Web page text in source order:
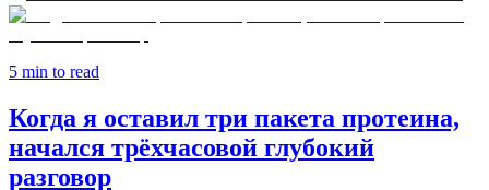
5 min to read
Когда я оставил три пакета протеина,
начался трёхчасовой глубокий
разговор